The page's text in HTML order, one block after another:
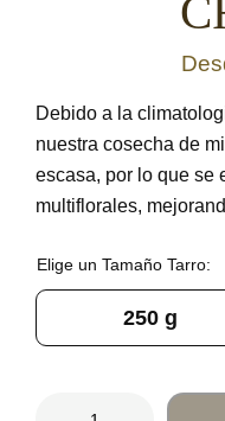
Debido a la
nuestra cosecha de
escasa, por lo que se
multiflorales,
Tamaño Tarro
250 g